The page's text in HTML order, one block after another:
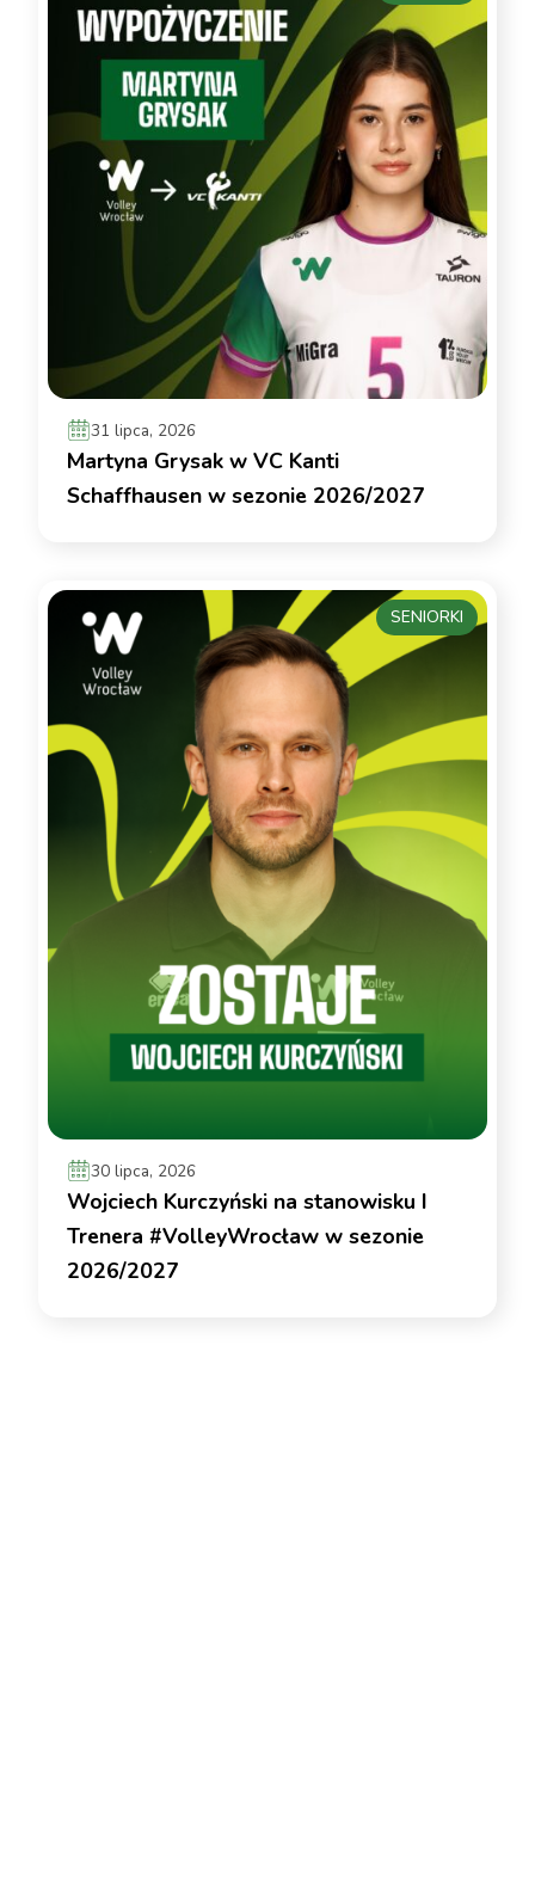
31 lipca, 2026
Martyna Grysak w VC Kanti
Schaffhausen w sezonie 2026/2027
30 lipca, 2026
Wojciech Kurczyński na stanowisku I
Trenera #VolleyWrocław w sezonie
2026/2027
SENIORKI